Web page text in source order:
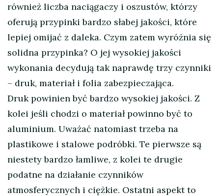
również liczba naciągaczy i oszustów, którzy
oferują przypinki bardzo słabej jakości, które
lepiej omijać z daleka. Czym zatem wyróżnia się
solidna przypinka? O jej wysokiej jakości
wykonania decydują tak naprawdę trzy czynniki
– druk, materiał i folia zabezpieczająca.
Druk powinien być bardzo wysokiej jakości. Z
kolei jeśli chodzi o materiał powinno być to
aluminium. Uważać natomiast trzeba na
plastikowe i stalowe podróbki. Te pierwsze są
niestety bardzo łamliwe, z kolei te drugie
podatne na działanie czynników
atmosferycznych i ciężkie. Ostatni aspekt to